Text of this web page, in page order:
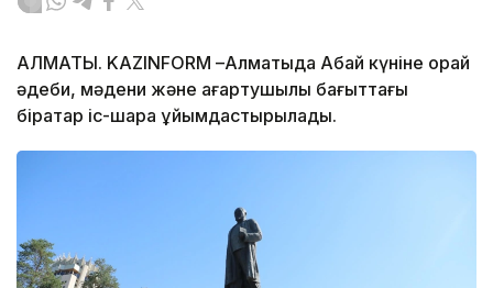
АЛМАТЫ. KAZINFORM –Алматыда Абай күніне орай
әдеби, мәдени және ағартушылық бағыттағы
бірқатар іс-шара ұйымдастырылады.